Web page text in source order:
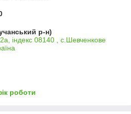
р-н)
індекс 08140 , с.Шевченкове
роботи